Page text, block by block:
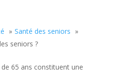
Santé des seniors
seniors ?
65 ans constituent une